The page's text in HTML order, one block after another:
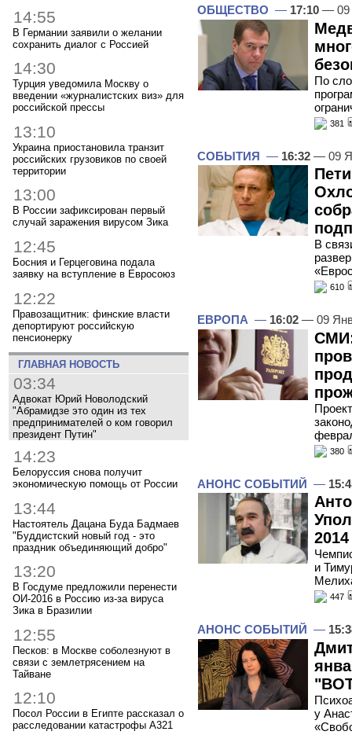
14:55
В Германии заявили о желании
сохранить диалог с Россией
14:30
Турция уведомила Москву о
введении «журналистских виз» для
российской прессы
13:10
Украина приостановила транзит
российских грузовиков по своей
территории
13:00
В России зафиксирован первый
случай заражения вирусом Зика
12:45
Босния и Герцеговина подала
заявку на вступление в Евросоюз
12:22
Правозащитник: финские власти
депортируют российскую
пенсионерку
ГЛАВНАЯ НОВОСТЬ
03:34
Адвокат Юрий Новолодский
"Абрамидзе это один из тех
предпринимателей о ком говорил
президент Путин"
14:23
Белоруссия снова получит
экономическую помощь от России
13:44
Настоятель Дацана Буда Бадмаев
"Буддистский новый год - это
праздник объединяющий добро"
13:20
В Госдуме предложили перенести
ОИ-2016 в Россию из-за вируса
Зика в Бразилии
12:55
Песков: в Москве соболезнуют в
связи с землетрясением на
Тайване
12:10
Посол России в Египте рассказал о
расследовании катастрофы A321
ОБЩЕСТВО — 17:10 — 09
По
381
СОБЫТИЯ — 16:32 — 09
В
610
ЕВРОПА — 16:02 — 09
СМИ:
380
АНОНС СОБЫТИЙ —
и
447
АНОНС СОБЫТИЙ —
у